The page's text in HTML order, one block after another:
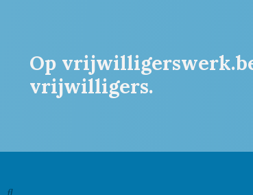
Op
vrijwilligers.